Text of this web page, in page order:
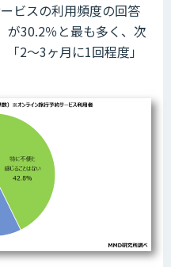
ビスの利用頻度の回答
が30.2％と最も多く、次
2～3ヶ月に1回程度」